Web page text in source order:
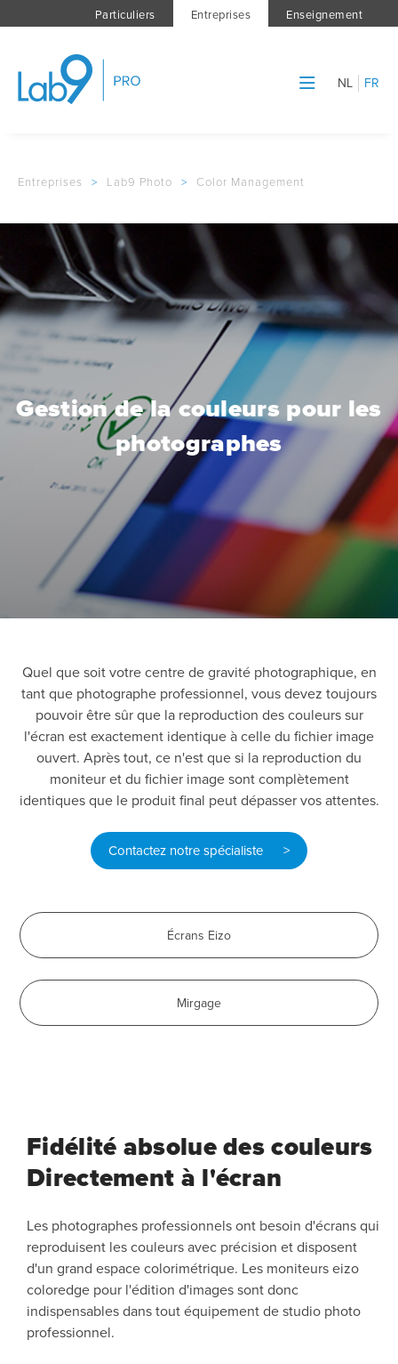
Particuliers Entreprises Enseignement
NL FR
Entreprises > Lab9 Photo > Color Management
Gestion de la couleurs pour les
photographes
Quel que soit votre centre de gravité photographique, en
tant que photographe professionnel, vous devez toujours
pouvoir être sûr que la reproduction des couleurs sur
l'écran est exactement identique à celle du fichier image
ouvert. Après tout, ce n'est que si la reproduction du
moniteur et du fichier image sont complètement
identiques que le produit final peut dépasser vos attentes.
Contactez notre spécialiste >
Écrans Eizo
Mirgage
Fidélité absolue des couleurs
Directement à l'écran
Les photographes professionnels ont besoin d'écrans qui
reproduisent les couleurs avec précision et disposent
d'un grand espace colorimétrique. Les moniteurs eizo
coloredge pour l'édition d'images sont donc
indispensables dans tout équipement de studio photo
professionnel.